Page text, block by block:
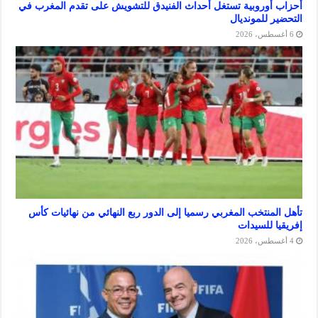
تستغل أحداث الفنيدق للتشويش على تقدم المغرب في
للمونديال
المغربي رسميا إلى الدور ربع النهائي من نهائيات كأس
للسيدات